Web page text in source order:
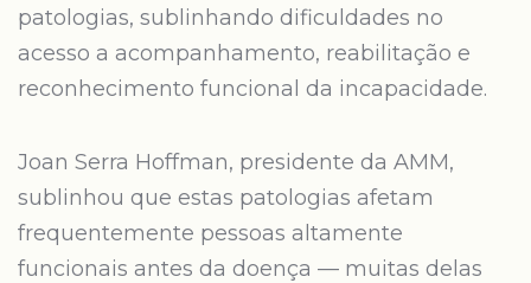
patologias, sublinhando dificuldades no
acesso a acompanhamento, reabilitação e
reconhecimento funcional da incapacidade.
Joan Serra Hoffman, presidente da AMM,
sublinhou que estas patologias afetam
frequentemente pessoas altamente
funcionais antes da doença — muitas delas